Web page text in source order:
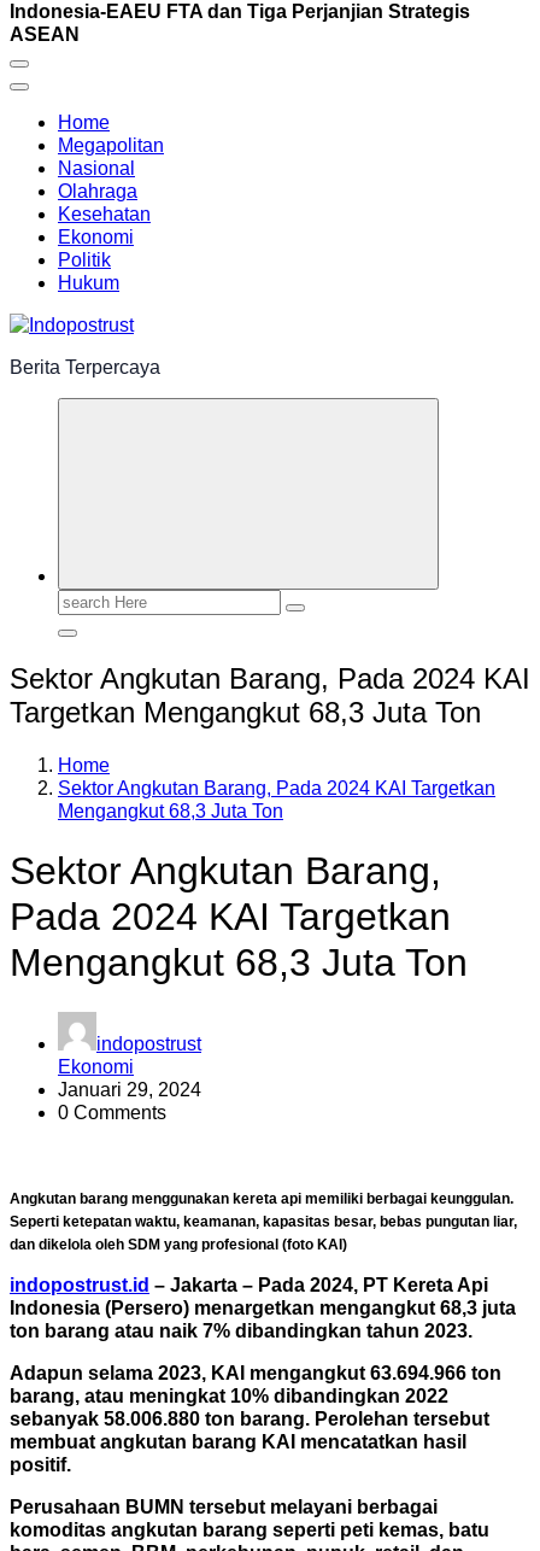
Indonesia-EAEU FTA dan Tiga Perjanjian Strategis
ASEAN
Home
Megapolitan
Nasional
Olahraga
Kesehatan
Ekonomi
Politik
Hukum
Berita Terpercaya
Search
Sektor Angkutan Barang, Pada 2024 KAI
Targetkan Mengangkut 68,3 Juta Ton
Home
Sektor Angkutan Barang, Pada 2024 KAI Targetkan
Mengangkut 68,3 Juta Ton
Sektor Angkutan Barang,
Pada 2024 KAI Targetkan
Mengangkut 68,3 Juta Ton
indopostrust
Ekonomi
Januari 29, 2024
0 Comments
Angkutan barang menggunakan kereta api memiliki berbagai keunggulan.
Seperti ketepatan waktu, keamanan, kapasitas besar, bebas pungutan liar,
dan dikelola oleh SDM yang profesional (foto KAI)
indopostrust.id – Jakarta – Pada 2024, PT Kereta Api
Indonesia (Persero) menargetkan mengangkut 68,3 juta
ton barang atau naik 7% dibandingkan tahun 2023.
Adapun selama 2023, KAI mengangkut 63.694.966 ton
barang, atau meningkat 10% dibandingkan 2022
sebanyak 58.006.880 ton barang. Perolehan tersebut
membuat angkutan barang KAI mencatatkan hasil
positif.
Perusahaan BUMN tersebut melayani berbagai
komoditas angkutan barang seperti peti kemas, batu